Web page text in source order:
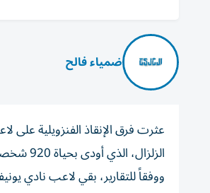
ضمياء فالح
الزلزال، الذي أودى بحياة 920 شخصاً حتى الآن، إلى جانب إصابة 3360 آخرين، فيما لا يزال نحو 50 ألف شخص في عداد المفقودين.